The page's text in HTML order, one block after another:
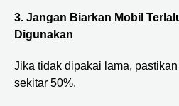
3. Jangan Biarkan Mobil
Digunakan
Jika tidak dipakai lama,
sekitar 50%.